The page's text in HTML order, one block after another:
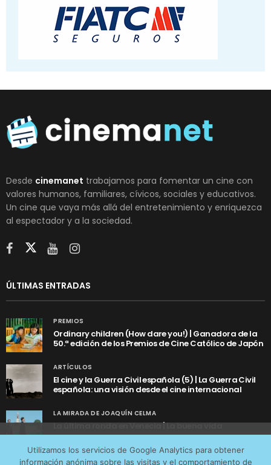
Desde cinemanet trabajamos para fomentar un cine con
valores humanos, familiares, cívicos, sociales y educativos.
Un cine que vaya más allá del entretenimiento y enriquezca
al espectador y a la sociedad.
ÚLTIMAS ENTRADAS
PREMIOS
Ordinary children (How dare you!) | Ganadora de la
50.ª edición de los Premios de Cine Católico de Japón
ARTÍCULOS
El cine y la Guerra Civil española (5) | La Guerra Civil
española: una visión desde el cine internacional
LA MIRADA DE JOAQUÍN CELMA
La última ronda en Venecia | La buena vida
Utilizamos los servicios de Google Analytics para obtener
información anónima sobre las visitas y el comportamiento de
tráfico web que recibimos y conocer los servicios que